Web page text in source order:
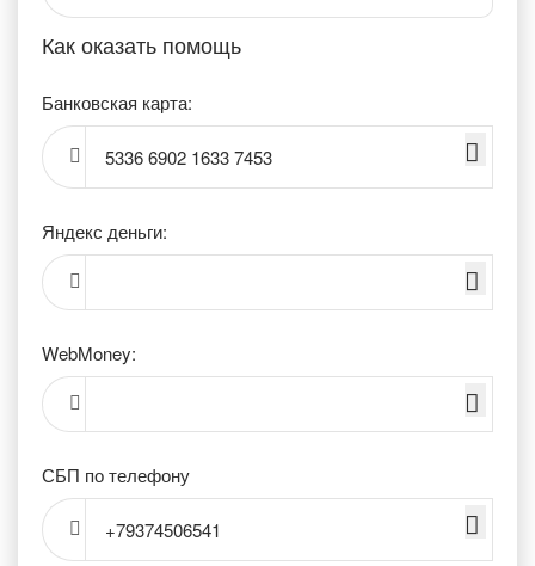
Как оказать помощь
Банковская карта:
5336 6902 1633 7453
Яндекс деньги:
WebMoney:
СБП по телефону
+79374506541